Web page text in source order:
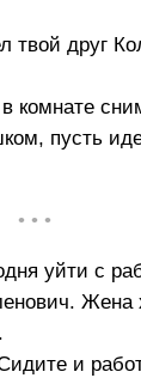
твой друг
комнате
пусть
• • •
уйти с
Жена
и